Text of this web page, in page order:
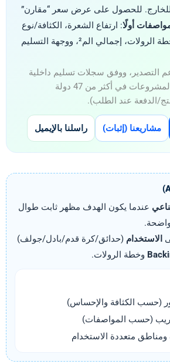
للحصول على عرض سعر “مقارن”
أولًا: ارتفاع الشعرة، الكثافة/نوع
الخيط، الـBacking، خطة الرولات، إجمالي الم²، ووجهة التسليم
في دعم التصدير، ووفق سجلات تسليم داخلية
حتى اليوم تم التوريد لمشروعات في أكثر من 47 دولة
الدفعة عند الطلب).
مشاريعنا (إثبات) راسلنا بالإيميل
عندما يكون الهدف مظهر ثابت طوال
الاستخدام (حدائق/كرة قدم/بادل/جولف)
وخطة الرولات.
(حسب الكثافة والإحساس)
(حسب المواصفات)
متعددة الاستخدام